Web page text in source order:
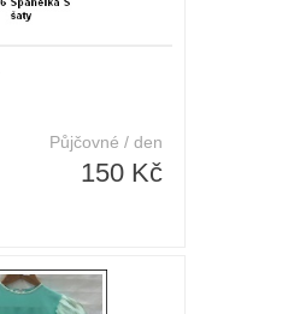
Půjčovné / den
150 Kč